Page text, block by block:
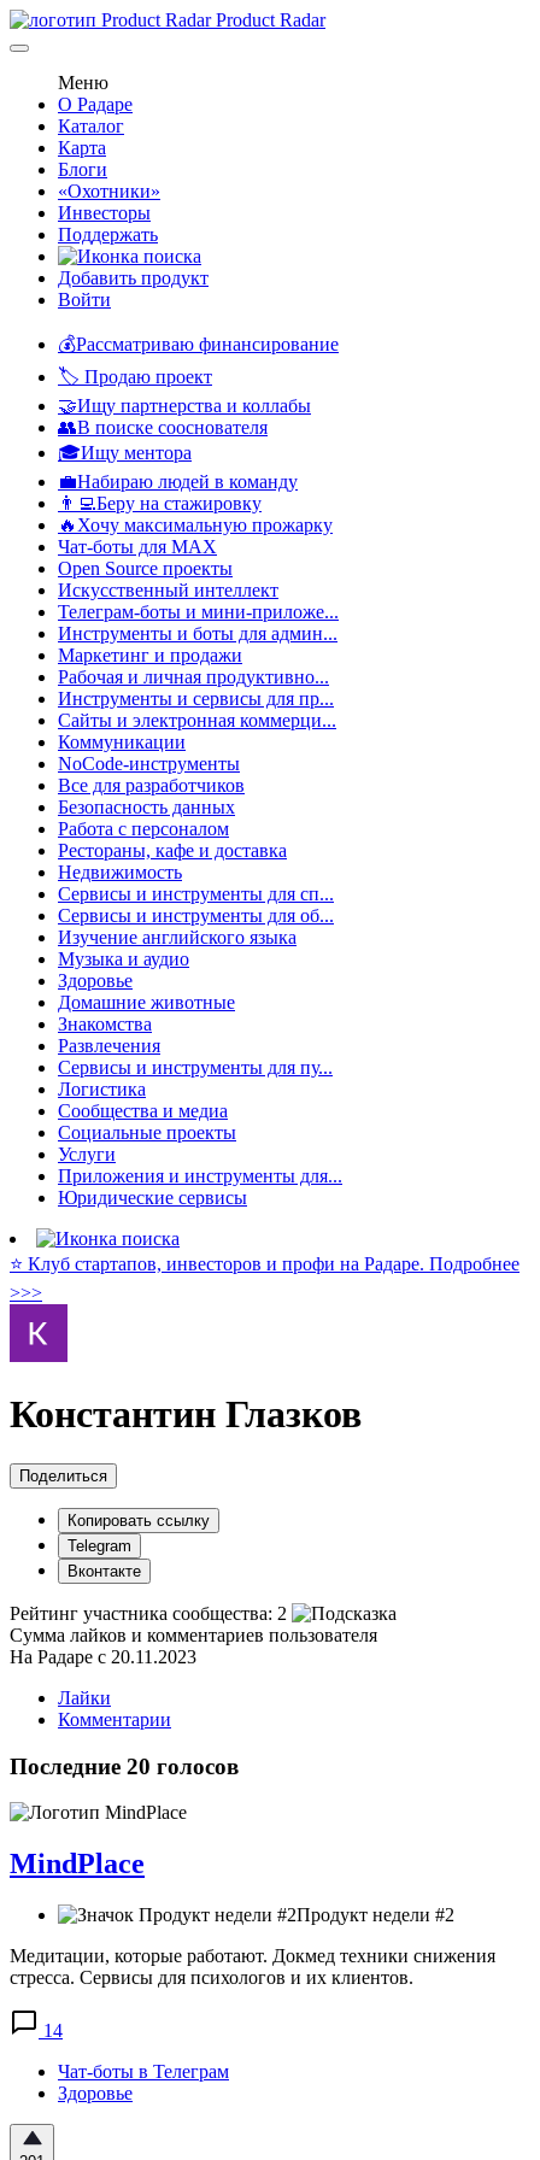
Product Radar
Меню
О Радаре
Каталог
Карта
Блоги
«Охотники»
Инвесторы
Поддержать
Добавить продукт
Войти
💰Рассматриваю финансирование
🏷️ Продаю проект
🤝Ищу партнерства и коллабы
👥В поиске сооснователя
🎓Ищу ментора
💼Набираю людей в команду
👨‍💻Беру на стажировку
🔥Хочу максимальную прожарку
Чат-боты для MAX
Open Source проекты
Искусственный интеллект
Телеграм-боты и мини-приложе...
Инструменты и боты для админ...
Маркетинг и продажи
Рабочая и личная продуктивно...
Инструменты и сервисы для пр...
Сайты и электронная коммерци...
Коммуникации
NoCode-инструменты
Все для разработчиков
Безопасность данных
Работа с персоналом
Рестораны, кафе и доставка
Недвижимость
Сервисы и инструменты для сп...
Сервисы и инструменты для об...
Изучение английского языка
Музыка и аудио
Здоровье
Домашние животные
Знакомства
Развлечения
Сервисы и инструменты для пу...
Логистика
Сообщества и медиа
Социальные проекты
Услуги
Приложения и инструменты для...
Юридические сервисы
⭐️ Клуб стартапов, инвесторов и профи на Радаре. Подробнее
>>>
Константин Глазков
Поделиться
Копировать ссылку
Telegram
Вконтакте
Рейтинг участника сообщества: 2
Сумма лайков и комментариев пользователя
На Радаре с 20.11.2023
Лайки
Комментарии
Последние 20 голосов
MindPlace
Продукт недели #2
Медитации, которые работают. Докмед техники снижения
стресса. Сервисы для психологов и их клиентов.
14
Чат-боты в Телеграм
Здоровье